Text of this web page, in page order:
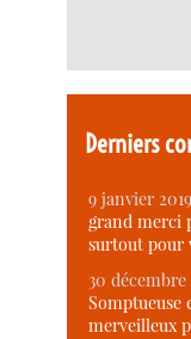
Derniers
9 janvier
grand merci
surtout pour
30
Somptueuse
merveilleux